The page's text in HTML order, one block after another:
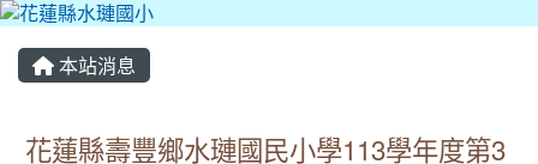
本站消息
花蓮縣壽豐鄉水璉國民小學113學年度第3